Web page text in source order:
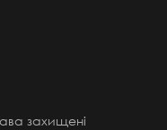
захищені